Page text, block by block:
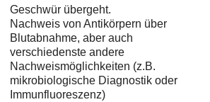
Geschwür übergeht.
Nachweis von Antikörpern über
Blutabnahme, aber auch
verschiedenste andere
Nachweismöglichkeiten (z.B.
mikrobiologische Diagnostik oder
Immunfluoreszenz)